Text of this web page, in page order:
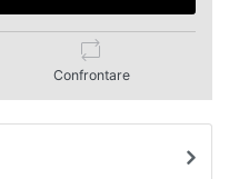
Confrontare